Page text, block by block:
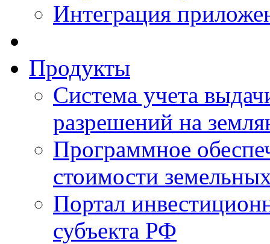
Интеграция
Продукты
Система учета
разрешений на
Программное
стоимости
Портал
субъекта РФ